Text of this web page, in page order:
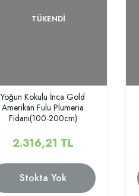
TÜKENDI
Yoğun Kokulu İnca Gold
Amerikan Fulu Plumeria
Fidanı(100-200cm)
2.316,21 TL
Stokta Yok